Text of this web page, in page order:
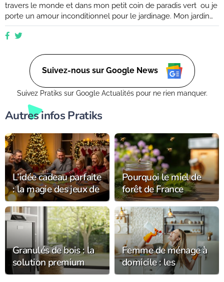
travers le monde et dans mon petit coin de paradis vert ou je
porte un amour inconditionnel pour le jardinage. Mon jardin
est mon havre de paix, un endroit où je peux me ressourcer
et m'émerveiller devant la beauté de la nature. Suivez mes
ce soit dans un petit coin de balcon ou dans un vaste espace
verdoyant. Suivez-nous sur Google News
Suivez Pratiks sur Google Actualités pour ne rien manquer.
Autres infos Pratiks
L’idée cadeau parfaite
: la magie des jeux de
société à Noël 2025
Pourquoi le miel de
forêt de France
séduit-il les amateurs
d’apiculture ?
Granulés de bois : la
solution premium
pour un chauffage
Femme de ménage à
domicile : les
meilleurs conseils